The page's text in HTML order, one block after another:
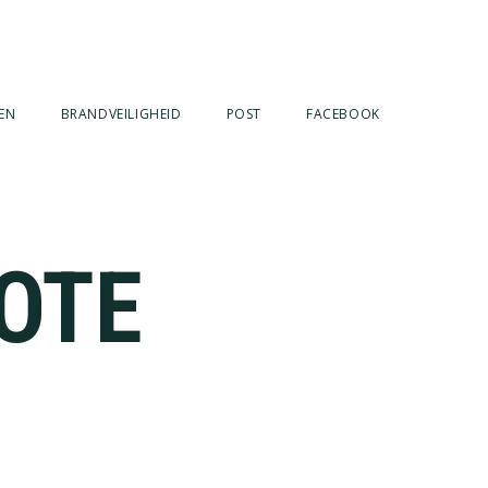
BRANDVEILIGHEID POST FACEBOOK